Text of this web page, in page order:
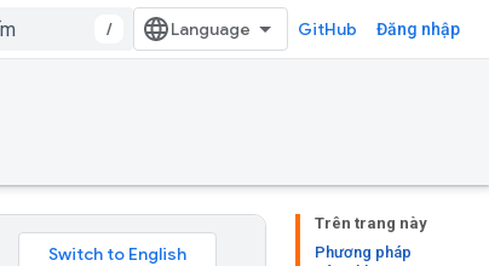
/ GitHub Đăng nhập
Trên trang này
Phương pháp